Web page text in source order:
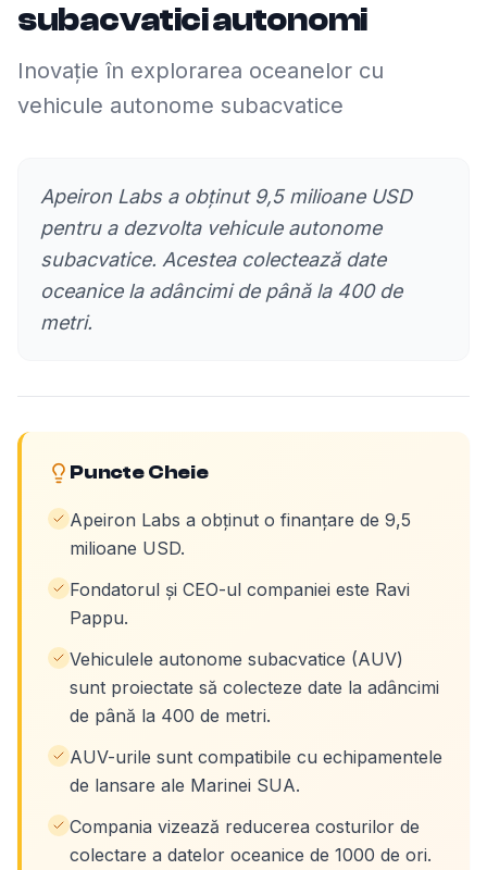
subacvatici autonomi
Inovație în explorarea oceanelor cu
vehicule autonome subacvatice
Apeiron Labs a obținut 9,5 milioane USD
pentru a dezvolta vehicule autonome
subacvatice. Acestea colectează date
oceanice la adâncimi de până la 400 de
metri.
Puncte Cheie
Apeiron Labs a obținut o finanțare de 9,5
milioane USD.
Fondatorul și CEO-ul companiei este Ravi
Pappu.
Vehiculele autonome subacvatice (AUV)
sunt proiectate să colecteze date la adâncimi
de până la 400 de metri.
AUV-urile sunt compatibile cu echipamentele
de lansare ale Marinei SUA.
Compania vizează reducerea costurilor de
colectare a datelor oceanice de 1000 de ori.